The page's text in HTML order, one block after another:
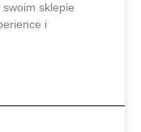
sklepie
i